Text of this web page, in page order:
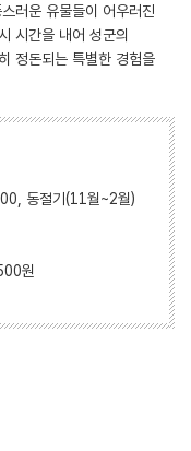
러운 유물들이 어우러진
시간을 내어 성군의
정돈되는 특별한 경험을
동절기(11월~2월)
원